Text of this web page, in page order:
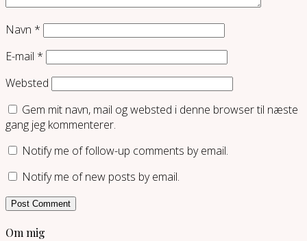
Navn *
E-mail *
Websted
Gem mit navn, mail og websted i denne browser til næste
gang jeg kommenterer.
Notify me of follow-up comments by email.
Notify me of new posts by email.
Om mig